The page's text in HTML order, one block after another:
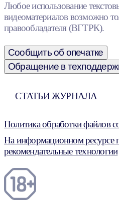
Любое использование
видеоматериалов возможно
правообладателя (ВГТРК).
Сообщить об опечатке
Обращение в
СТАТЬИ ЖУРНАЛА
Политика обработки файлов
На информационном ресурсе
рекомендательные технологии